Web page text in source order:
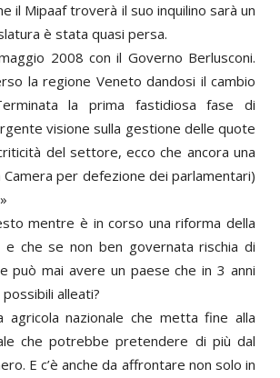
il Mipaaf troverà il suo inquilino sarà un
è stata quasi persa.
2008 con il Governo Berlusconi.
la regione Veneto dandosi il cambio
la prima fastidiosa fase di
visione sulla gestione delle quote
del settore, ecco che ancora una
per defezione dei parlamentari)
mentre è in corso una riforma della
che se non ben governata rischia di
può mai avere un paese che in 3 anni
alleati?
nazionale che metta fine alla
che potrebbe pretendere di più dal
E c’è anche da affrontare non solo in